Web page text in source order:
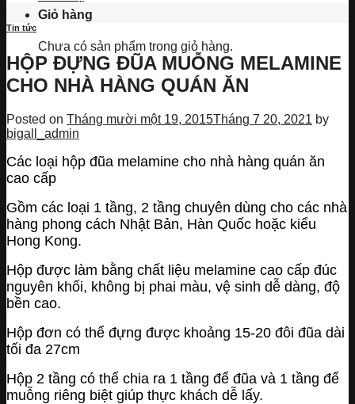
Giỏ hàng
Chưa có sản phẩm trong giỏ hàng.
Tin tức
HỘP ĐỰNG ĐŨA MUỖNG MELAMINE
CHO NHÀ HÀNG QUÁN ĂN
Posted on Tháng mười một 19, 2015Tháng 7 20, 2021 by
bigall_admin
Các loại hộp đũa melamine cho nhà hàng quán ăn
cao cấp
Gồm các loại 1 tầng, 2 tầng chuyên dùng cho các nhà
hàng phong cách Nhật Bản, Hàn Quốc hoặc kiểu
Hong Kong.
Hộp được làm bằng chất liệu melamine cao cấp đúc
nguyên khối, không bị phai màu, vệ sinh dễ dàng, độ
bền cao.
Hộp đơn có thể đựng được khoảng 15-20 đôi đũa dài
tối đa 27cm
Hộp 2 tầng có thể chia ra 1 tầng để đũa và 1 tầng để
muỗng riêng biệt giúp thực khách dễ lấy.